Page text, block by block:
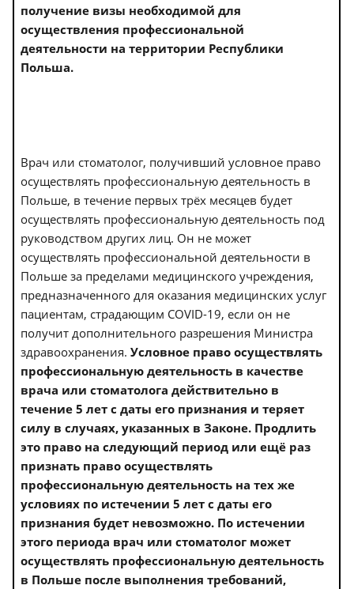
получение визы необходимой для
осуществления профессиональной
деятельности на территории Республики
Польша.
Врач или стоматолог, получивший условное право
осуществлять профессиональную деятельность в
Польше, в течение первых трёх месяцев будет
осуществлять профессиональную деятельность под
руководством других лиц. Он не может
осуществлять профессиональной деятельности в
Польше за пределами медицинского учреждения,
предназначенного для оказания медицинских услуг
пациентам, страдающим COVID-19, если он не
получит дополнительного разрешения Министра
здравоохранения.Условное право осуществлять
профессиональную деятельность в качестве
врача или стоматолога действительно в
течение 5 лет с даты его признания и теряет
силу в случаях, указанных в Законе. Продлить
это право на следующий период или ещё раз
признать право осуществлять
профессиональную деятельность на тех же
условиях по истечении 5 лет с даты его
признания будет невозможно. По истечении
этого периода врач или стоматолог может
осуществлять профессиональную деятельность
в Польше после выполнения требований,